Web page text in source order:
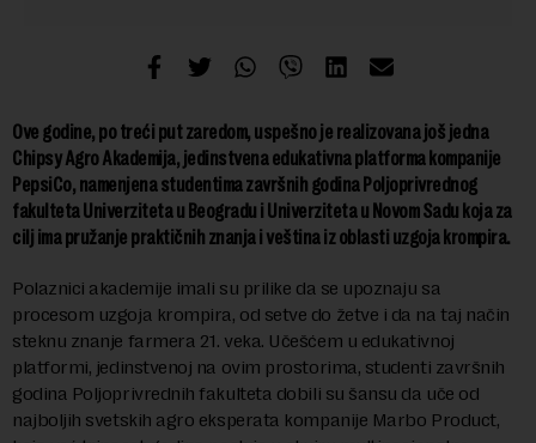
Ove godine, po treći put zaredom, uspešno je realizovana još jedna
Chipsy Agro Akademija, jedinstvena edukativna platforma kompanije
PepsiCo, namenjena studentima završnih godina Poljoprivrednog
fakulteta Univerziteta u Beogradu i Univerziteta u Novom Sadu koja za
cilj ima pružanje praktičnih znanja i veština iz oblasti uzgoja krompira.
Polaznici akademije imali su prilike da se upoznaju sa
procesom uzgoja krompira, od setve do žetve i da na taj način
steknu znanje farmera 21. veka. Učešćem u edukativnoj
platformi, jedinstvenoj na ovim prostorima, studenti završnih
godina Poljoprivrednih fakulteta dobili su šansu da uče od
najboljih svetskih agro eksperata kompanije Marbo Product,